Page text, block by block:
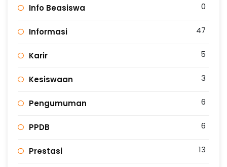
Info Beasiswa 0
Informasi 47
Karir 5
Kesiswaan 3
Pengumuman 6
PPDB 6
Prestasi 13